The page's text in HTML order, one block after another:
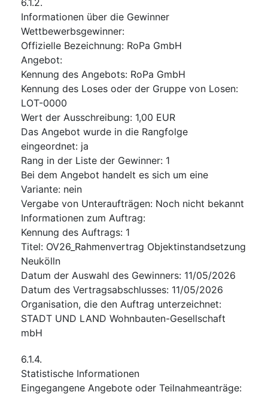
Informationen über die Gewinner
Wettbewerbsgewinner:
Offizielle Bezeichnung: RoPa GmbH
Angebot:
Kennung des Angebots: RoPa GmbH
Kennung des Loses oder der Gruppe von Losen:
LOT-0000
Wert der Ausschreibung: 1,00 EUR
Das Angebot wurde in die Rangfolge
eingeordnet: ja
Rang in der Liste der Gewinner: 1
Bei dem Angebot handelt es sich um eine
Variante: nein
Vergabe von Unteraufträgen: Noch nicht bekannt
Informationen zum Auftrag:
Kennung des Auftrags: 1
Titel: OV26_Rahmenvertrag Objektinstandsetzung
Neukölln
Datum der Auswahl des Gewinners: 11/05/2026
Datum des Vertragsabschlusses: 11/05/2026
Organisation, die den Auftrag unterzeichnet:
STADT UND LAND Wohnbauten-Gesellschaft
mbH
6.1.4.
Statistische Informationen
Eingegangene Angebote oder Teilnahmeanträge: